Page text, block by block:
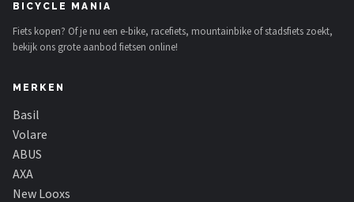
BICYCLE MANIA
Fiets kopen? Of je nu een e-bike, racefiets, mountainbike of stadsfiets zoekt,
bekijk ons grote aanbod fietsen online!
MERKEN
Basil
Volare
ABUS
AXA
New Looxs